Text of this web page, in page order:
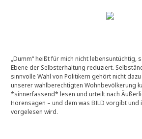
„Dumm“ heißt für mich nicht lebensuntüchtig,
Ebene der Selbsterhaltung reduziert.
sinnvolle Wahl von Politikern gehört nicht
unserer wahlberechtigten Wohnbevölkerung
*sinnerfassend* lesen und urteilt nach
Hörensagen – und dem was BILD vorgibt und
vorgelesen wird.